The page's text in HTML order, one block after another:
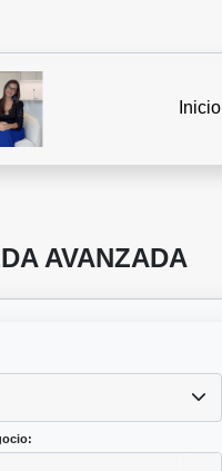
Inicio
AVANZADA